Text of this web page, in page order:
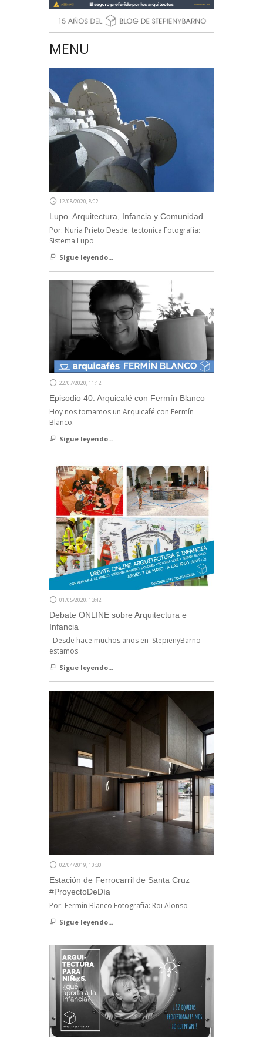
MENU
12/08/2020, 8:02
Lupo. Arquitectura, Infancia y Comunidad
Por: Nuria Prieto Desde: tectonica Fotografía:
Sistema Lupo
Sigue leyendo...
22/07/2020, 11:12
Episodio 40. Arquicafé con Fermín Blanco
Hoy nos tomamos un Arquicafé con Fermín
Blanco.
Sigue leyendo...
01/05/2020, 13:42
Debate ONLINE sobre Arquitectura e
Infancia
Desde hace muchos años en StepienyBarno
estamos
Sigue leyendo...
02/04/2019, 10:30
Estación de Ferrocarril de Santa Cruz
#ProyectoDeDía
Por: Fermín Blanco Fotografía: Roi Alonso
Sigue leyendo...